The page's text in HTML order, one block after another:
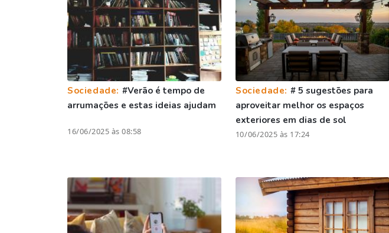
Sociedade: #Verão é tempo de
arrumações e estas ideias ajudam
16/06/2025 às 08:58
Sociedade: # 5 sugestões para
aproveitar melhor os espaços
exteriores em dias de sol
10/06/2025 às 17:24